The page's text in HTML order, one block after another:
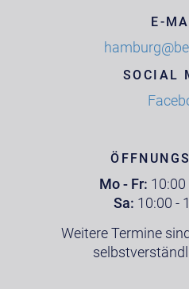
E-
SOCIAL
Mo - Fr: 10:00
Sa: 10:00 -
Weitere Termine